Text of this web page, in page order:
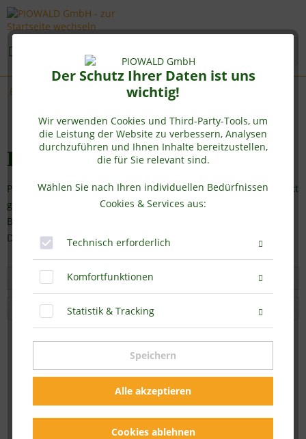
Der Schutz Ihrer Daten ist uns
wichtig!
Wir verwenden Cookies und Third-Party-Tools, um
die Leistung der Website zu verbessern, Analysen
durchzuführen und Ihnen Inhalte bereitzustellen,
die für Sie relevant sind.
Wählen Sie nach Ihren individuellen Bedürfnissen
Cookies & Services aus:
Technisch erforderlich
Komfortfunktionen
Statistik & Tracking
Speichern
Alle akzeptieren
Cookies ablehnen
Bio Trink Lupine
Bio Trink Lupine von Piowald
Piowald hat zwei neue Bio Instantgetränkepulver auf den Markt
gebracht. Bio Trink Lupine Classic und Bio Trink Lupine Mix .
Beide Artikel haben eine Füllmenge von 300g Instantpulver.
Die...
mehr erfahren »